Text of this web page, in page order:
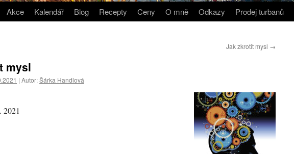
Akce Kalendář Blog Recepty Ceny O mně Odkazy Prodej turbanů
Jak zkrotit mysl →
mysl
| Autor:Šárka Handlová
2021